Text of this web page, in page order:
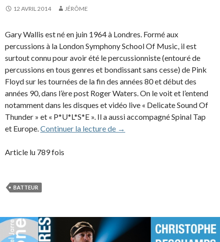
12 AVRIL 2014 JÉRÔME
Gary Wallis est né en juin 1964 à Londres. Formé aux
percussions à la London Symphony School Of Music, il est
surtout connu pour avoir été le percussionniste (entouré de
percussions en tous genres et bondissant sans cesse) de Pink
Floyd sur les tournées de la fin des années 80 et début des
années 90, dans l’ère post Roger Waters. On le voit et l’entend
notamment dans les disques et vidéo live « Delicate Sound Of
Thunder » et « P*U*L*S*E ». Il a aussi accompagné Spinal Tap
et Europe. Continuer la lecture de Gary Wallis (1999-2000)
→
Article lu 789 fois
BATTEUR